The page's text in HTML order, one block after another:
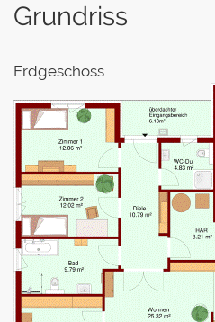
Grundriss
Erdgeschoss